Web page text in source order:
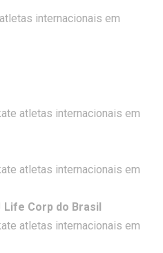
internacionais em
Life Corp do Brasil